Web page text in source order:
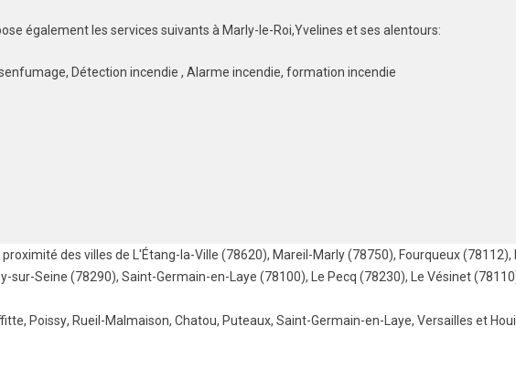
également les services suivants à Marly-le-Roi,Yvelines et ses alentours:
Détection incendie , Alarme incendie, formation incendie
des villes de L'Étang-la-Ville (78620), Mareil-Marly (78750), Fourqueux (78112),
sur-Seine (78290), Saint-Germain-en-Laye (78100), Le Pecq (78230), Le Vésinet
, Poissy, Rueil-Malmaison, Chatou, Puteaux, Saint-Germain-en-Laye, Versailles et